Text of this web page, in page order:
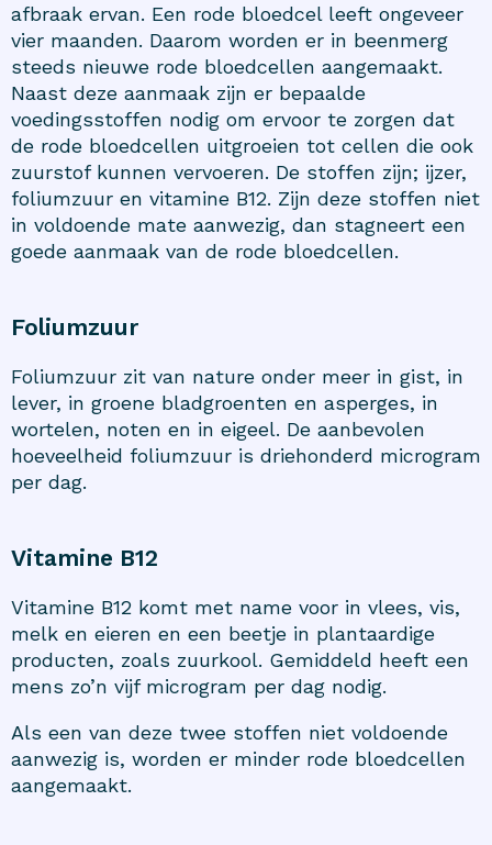
afbraak ervan. Een rode bloedcel leeft ongeveer
vier maanden. Daarom worden er in beenmerg
steeds nieuwe rode bloedcellen aangemaakt.
Naast deze aanmaak zijn er bepaalde
voedingsstoffen nodig om ervoor te zorgen dat
de rode bloedcellen uitgroeien tot cellen die ook
zuurstof kunnen vervoeren. De stoffen zijn; ijzer,
foliumzuur en vitamine B12. Zijn deze stoffen niet
in voldoende mate aanwezig, dan stagneert een
goede aanmaak van de rode bloedcellen.
Foliumzuur
Foliumzuur zit van nature onder meer in gist, in
lever, in groene bladgroenten en asperges, in
wortelen, noten en in eigeel. De aanbevolen
hoeveelheid foliumzuur is driehonderd microgram
per dag.
Vitamine B12
Vitamine B12 komt met name voor in vlees, vis,
melk en eieren en een beetje in plantaardige
producten, zoals zuurkool. Gemiddeld heeft een
mens zo’n vijf microgram per dag nodig.
Als een van deze twee stoffen niet voldoende
aanwezig is, worden er minder rode bloedcellen
aangemaakt.